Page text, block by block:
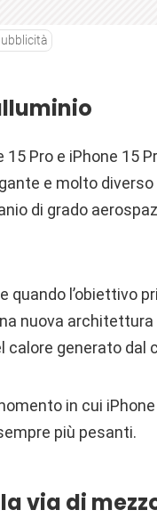
Pro e iPhone 15
e molto diverso
di grado
quando l’obiettivo
nuova
generato dal
in cui
più pesanti.
via di